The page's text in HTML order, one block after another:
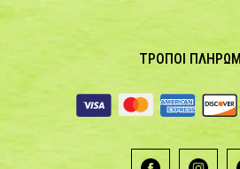
ΤΡΟΠΟΙ